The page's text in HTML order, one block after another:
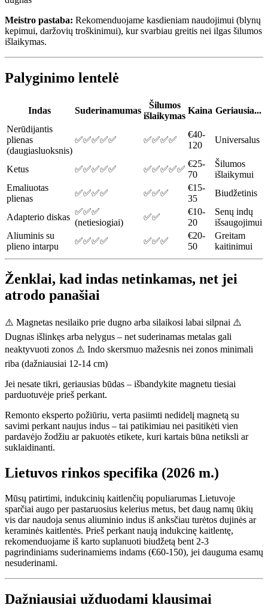
Meistro pastaba: Rekomenduojame kasdieniam naudojimui (blynų
kepimui, daržovių troškinimui), kur svarbiau greitis nei ilgas šilumos
išlaikymas.
Palyginimo lentelė
Indas Suderinamumas
Šilumos
išlaikymas
Kaina Geriausia...
Nerūdijantis
plienas
(daugiasluoksnis)
✅✅✅✅✅ ✅✅✅✅
€40-
120
Universalus
Ketus ✅✅✅✅✅ ✅✅✅✅✅
€25-
70
Šilumos
išlaikymui
Emaliuotas
plienas
✅✅✅✅ ✅✅✅
€15-
35
Biudžetinis
Adapterio diskas
✅✅✅
(netiesiogiai)
✅✅
€10-
20
Senų indų
išsaugojimui
Aliuminis su
plieno intarpu
✅✅✅✅ ✅✅✅
€20-
50
Greitam
kaitinimui
Ženklai, kad indas netinkamas, net jei
atrodo panašiai
⚠️ Magnetas nesilaiko prie dugno arba silaikosi labai silpnai ⚠️
Dugnas išlinkęs arba nelygus – net suderinamas metalas gali
neaktyvuoti zonos ⚠️ Indo skersmuo mažesnis nei zonos minimali
riba (dažniausiai 12-14 cm)
Jei nesate tikri, geriausias būdas – išbandykite magnetu tiesiai
parduotuvėje prieš perkant.
Remonto eksperto požiūriu, verta pasiimti nedidelį magnetą su
savimi perkant naujus indus – tai patikimiau nei pasitikėti vien
pardavėjo žodžiu ar pakuotės etikete, kuri kartais būna netiksli ar
suklaidinanti.
Lietuvos rinkos specifika (2026 m.)
Mūsų patirtimi, indukcinių kaitlenčių populiarumas Lietuvoje
sparčiai augo per pastaruosius kelerius metus, bet daug namų ūkių
vis dar naudoja senus aliuminio indus iš anksčiau turėtos dujinės ar
keraminės kaitlentės. Prieš perkant naują indukcinę kaitlentę,
rekomenduojame iš karto suplanuoti biudžetą bent 2-3
pagrindiniams suderinamiems indams (€60-150), jei dauguma esamų
nesuderinami.
Dažniausiai užduodami klausimai